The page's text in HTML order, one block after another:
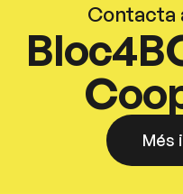
Contacta
Més